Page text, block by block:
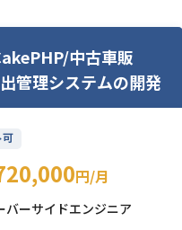
中古車販
管理システムの開発
可
円/月
バーサイドエンジニア